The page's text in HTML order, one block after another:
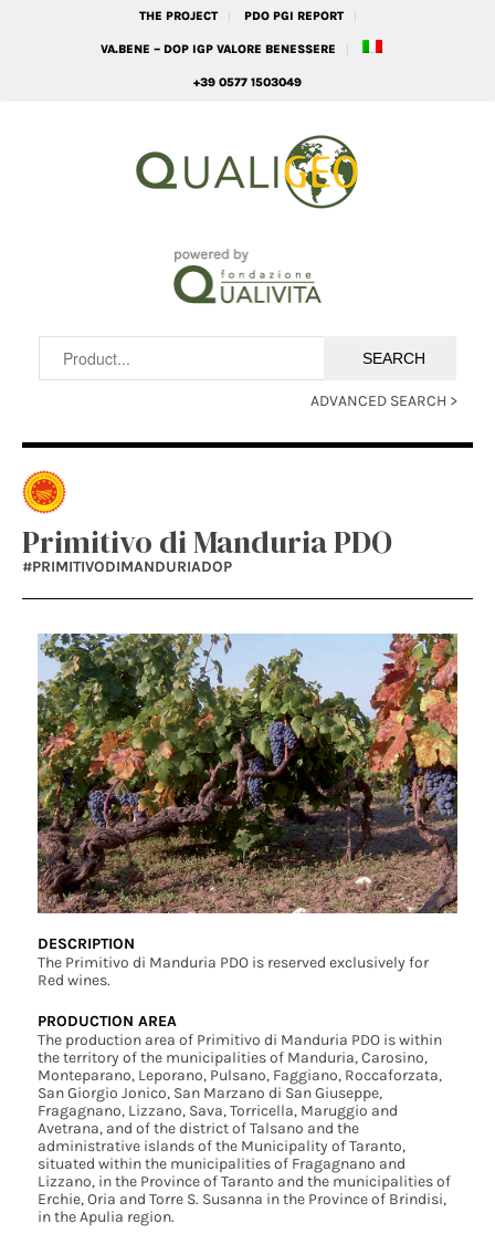
THE PROJECT PDO PGI REPORT
VA.BENE – DOP IGP VALORE BENESSERE
+39 0577 1503049
ADVANCED SEARCH >
Primitivo di Manduria PDO
#PRIMITIVODIMANDURIADOP
DESCRIPTION
The Primitivo di Manduria PDO is reserved exclusively for
Red wines.
PRODUCTION AREA
The production area of Primitivo di Manduria PDO is within
the territory of the municipalities of Manduria, Carosino,
Monteparano, Leporano, Pulsano, Faggiano, Roccaforzata,
San Giorgio Jonico, San Marzano di San Giuseppe,
Fragagnano, Lizzano, Sava, Torricella, Maruggio and
Avetrana, and of the district of Talsano and the
administrative islands of the Municipality of Taranto,
situated within the municipalities of Fragagnano and
Lizzano, in the Province of Taranto and the municipalities of
Erchie, Oria and Torre S. Susanna in the Province of Brindisi,
in the Apulia region.